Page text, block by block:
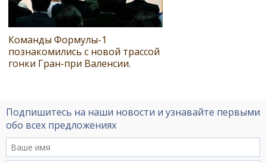
Команды Формулы-1
познакомились с новой трассой
гонки Гран-при Валенсии.
Подпишитесь на наши новости и узнавайте первыми
обо всех предложениях